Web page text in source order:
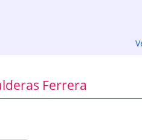
Ferrera